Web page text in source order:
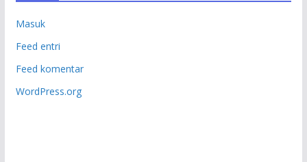
Masuk
Feed entri
Feed komentar
WordPress.org